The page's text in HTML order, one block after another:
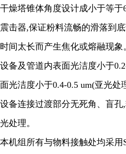
干燥塔锥体角度设计成小于等于
震击器,保证粉料流畅的滑落到
时间太长而产生焦化或熔融现象
设备及管道内表面光洁度小于
面光洁度小于0.4-0.5 um(亚光处
设备连接过渡部分无死角、盲孔,
光处理。
本机组所有与物料接触处均采用